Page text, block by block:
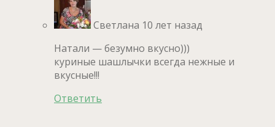
Светлана 10 лет назад
Натали — безумно вкусно)))
куриные шашлычки всегда нежные и
вкусные!!!
Ответить